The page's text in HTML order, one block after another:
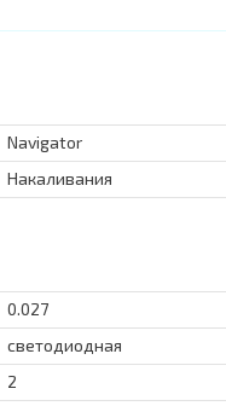
Navigator
Накаливания
0.027
светодиодная
2